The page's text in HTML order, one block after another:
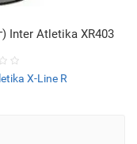
Inter Atletika XR403
X-Line R